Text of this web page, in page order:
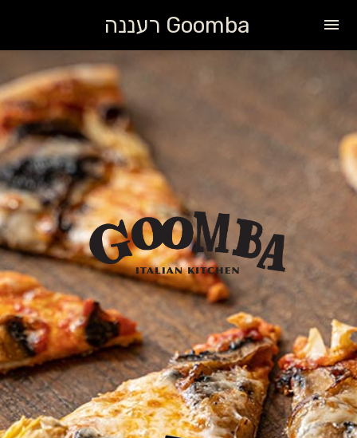
menu Goomba רעננה